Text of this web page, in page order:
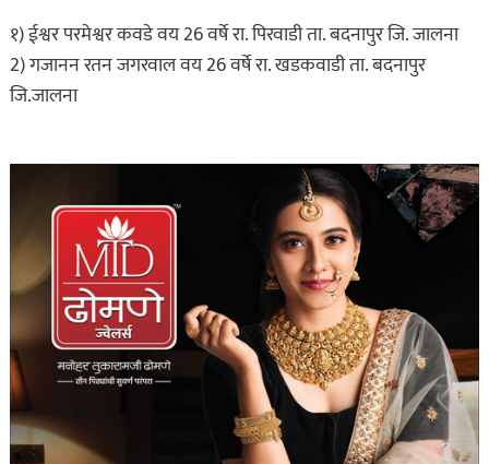
१) ईश्वर परमेश्वर कवडे वय 26 वर्षे रा. पिरवाडी ता. बदनापुर जि. जालना
2) गजानन रतन जगरवाल वय 26 वर्षे रा. खडकवाडी ता. बदनापुर
जि.जालना